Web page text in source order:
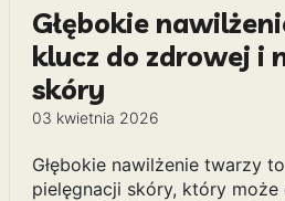
Głębokie
klucz do zdrowej i
skóry
03 kwietnia 2026
Głębokie nawilżenie twarzy
pielęgnacji skóry, który może